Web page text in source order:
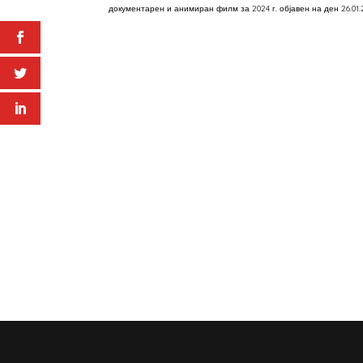
документарен и анимиран филм за 2024 г. објавен на ден